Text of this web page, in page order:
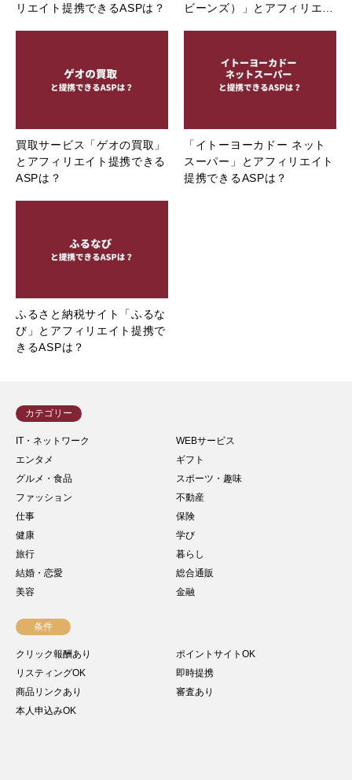
リエイト提携できるASPは？
ビーンズ）」とアフィリエ…
買取サービス「ゲオの買取」
とアフィリエイト提携できる
ASPは？
「イトーヨーカドー ネット
スーパー」とアフィリエイト
提携できるASPは？
ふるさと納税サイト「ふるな
び」とアフィリエイト提携で
きるASPは？
カテゴリー
IT・ネットワーク
WEBサービス
エンタメ
ギフト
グルメ・食品
スポーツ・趣味
ファッション
不動産
仕事
保険
健康
学び
旅行
暮らし
結婚・恋愛
総合通販
美容
金融
条件
クリック報酬あり
ポイントサイトOK
リスティングOK
即時提携
商品リンクあり
審査あり
本人申込みOK